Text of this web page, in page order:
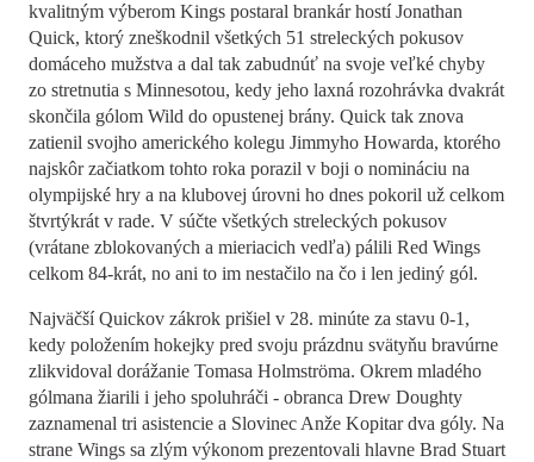
kvalitným výberom Kings postaral brankár hostí Jonathan
Quick, ktorý zneškodnil všetkých 51 streleckých pokusov
domáceho mužstva a dal tak zabudnúť na svoje veľké chyby
zo stretnutia s Minnesotou, kedy jeho laxná rozohrávka dvakrát
skončila gólom Wild do opustenej brány. Quick tak znova
zatienil svojho amerického kolegu Jimmyho Howarda, ktorého
najskôr začiatkom tohto roka porazil v boji o nomináciu na
olympijské hry a na klubovej úrovni ho dnes pokoril už celkom
štvrtýkrát v rade. V súčte všetkých streleckých pokusov
(vrátane zblokovaných a mieriacich vedľa) pálili Red Wings
celkom 84-krát, no ani to im nestačilo na čo i len jediný gól.
Najväčší Quickov zákrok prišiel v 28. minúte za stavu 0-1,
kedy položením hokejky pred svoju prázdnu svätyňu bravúrne
zlikvidoval dorážanie Tomasa Holmströma. Okrem mladého
gólmana žiarili i jeho spoluhráči - obranca Drew Doughty
zaznamenal tri asistencie a Slovinec Anže Kopitar dva góly. Na
strane Wings sa zlým výkonom prezentovali hlavne Brad Stuart